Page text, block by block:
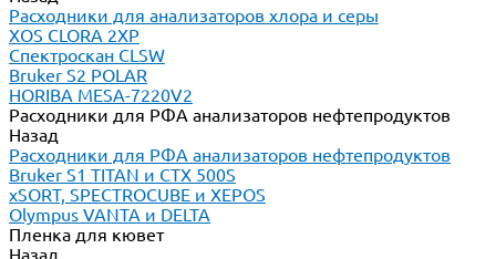
Расходники для анализаторов хлора и серы
XOS CLORA 2XP
Спектроскан CLSW
Bruker S2 POLAR
HORIBA MESA-7220V2
Расходники для РФА анализаторов нефтепродуктов
Назад
Расходники для РФА анализаторов нефтепродуктов
Bruker S1 TITAN и CTX 500S
xSORT, SPECTROCUBE и XEPOS
Olympus VANTA и DELTA
Пленка для кювет
Назад